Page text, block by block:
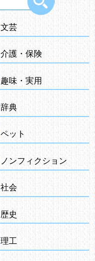
文芸
介護・保険
趣味・実用
辞典
ペット
ノンフィクション
社会
歴史
理工